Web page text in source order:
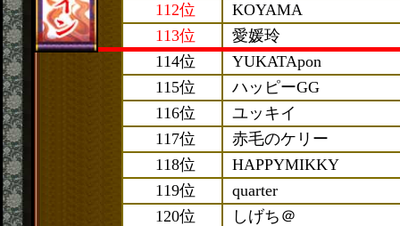
112位
KOYAMA
113位
愛媛玲
114位
YUKATApon
115位
ハッピーGG
116位
ユッキイ
117位
赤毛のケリー
118位
HAPPYMIKKY
119位
quarter
120位
しげち＠